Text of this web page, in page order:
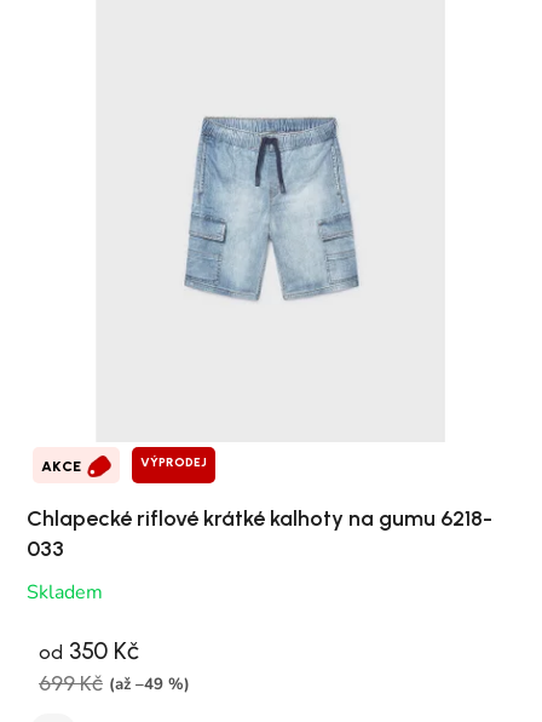
AKCE VÝPRODEJ
Chlapecké riflové krátké kalhoty na gumu 6218-
033
Skladem
od 350 Kč
699 Kč (až –49 %)